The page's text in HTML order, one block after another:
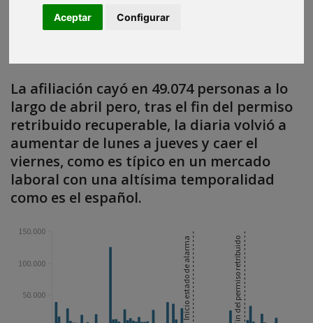
Aceptar Configurar
La afiliación cayó en 49.074 personas a lo
largo de abril pero, tras el fin del permiso
retribuido recuperable, la diaria volvió a
aumentar de lunes a jueves y caer el
viernes, como es típico en un mercado
laboral con una altísima temporalidad
como es el español.